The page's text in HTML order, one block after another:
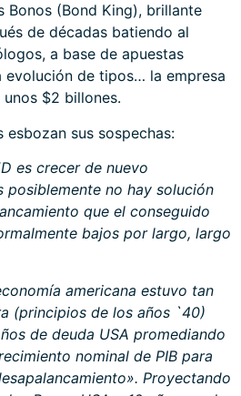
Bonos (Bond King), brillante
de décadas batiendo al
a base de apuestas
evolución de tipos… la empresa
$2 billones.
sus sospechas:
es crecer de nuevo
posiblemente no hay solución
que el conseguido
bajos por largo, largo
americana estuvo tan
(principios de los años `40)
de deuda USA promediando
nominal de PIB para
Proyectando